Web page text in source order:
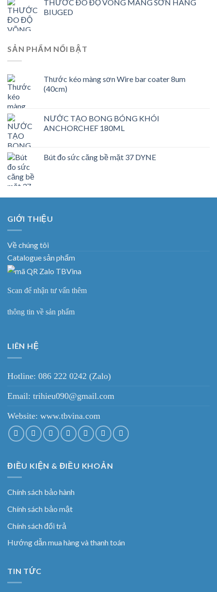
THƯỚC ĐO ĐỘ VÕNG MÀNG SƠN HÃNG
BIUGED
SẢN PHẨM NỔI BẬT
Thước kéo màng sơn Wire bar coater 8um
(40cm)
NƯỚC TẠO BONG BÓNG KHÓI
ANCHORCHEF 180ML
Bút đo sức căng bề mặt 37 DYNE
GIỚI THIỆU
Về chúng tôi
Catalogue sản phẩm
Scan để nhận tư vấn thêm
thông tin về sản phẩm
LIÊN HỆ
Hotline: 086 222 0242 (Zalo)
Email: trihieu090@gmail.com
Website: www.tbvina.com
ĐIỀU KIỆN & ĐIỀU KHOẢN
Chính sách bảo hành
Chính sách bảo mật
Chính sách đổi trả
Hướng dẫn mua hàng và thanh toán
TIN TỨC